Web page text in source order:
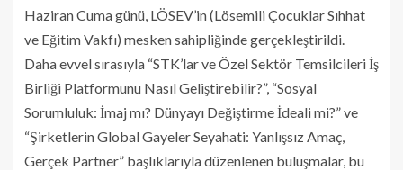
Haziran Cuma günü, LÖSEV’in (Lösemili Çocuklar Sıhhat
ve Eğitim Vakfı) mesken sahipliğinde gerçekleştirildi.
Daha evvel sırasıyla “STK’lar ve Özel Sektör Temsilcileri İş
Birliği Platformunu Nasıl Geliştirebilir?”, “Sosyal
Sorumluluk: İmaj mı? Dünyayı Değiştirme İdeali mi?” ve
“Şirketlerin Global Gayeler Seyahati: Yanlışsız Amaç,
Gerçek Partner” başlıklarıyla düzenlenen buluşmalar, bu